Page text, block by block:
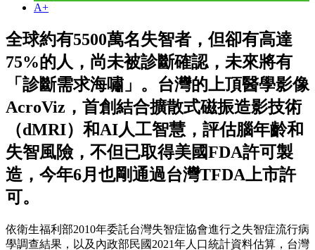
A+
全球約有5500萬名失智者，但卻有高達
75%的人，尚未被診斷確認，未來將有
「診斷需求海嘯」。台灣的上頂醫學影像
AcroViz，首創結合擴散式磁振造影技術
（dMRI）和AI人工智慧，評估腦年齡和
失智風險，不但已取得美國FDA許可製
造，今年6月也剛通過台灣TFDA上市許
可。
依衛生福利部2010年委託台灣失智症協會進行之失智症流行病
學調查結果，以及內政部民國2021年人口統計資料估算，台灣